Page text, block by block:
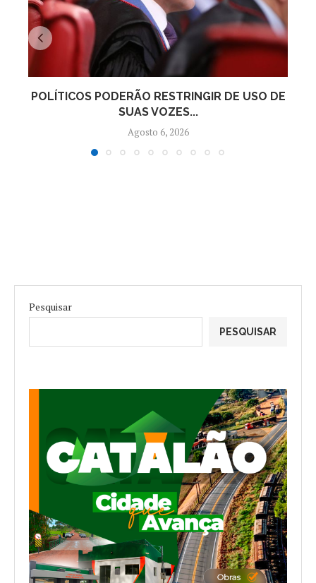
POLÍTICOS PODERÃO RESTRINGIR DE USO DE
SUAS VOZES...
Agosto 6, 2026
Pesquisar
PESQUISAR